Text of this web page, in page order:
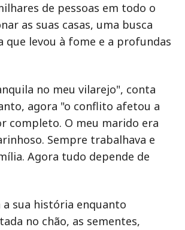
de pessoas em todo o
as suas casas, uma busca
que levou à fome e a profundas
no meu vilarejo", conta
agora "o conflito afetou a
completo. O meu marido era
Sempre trabalhava e
Agora tudo depende de
a sua história enquanto
no chão, as sementes,